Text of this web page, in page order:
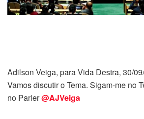
Adilson Veiga, para Vida Destra, 30/
Vamos discutir o Tema. Sigam-me no
no Parler@AJVeiga